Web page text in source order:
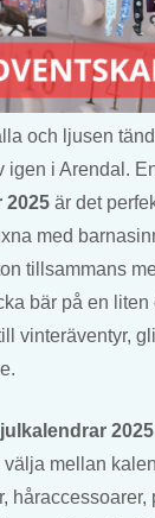
och ljusen
igen i Arendal.
2025 är det
med
tillsammans
bär på en liten
vinteräventyr,
2025
mellan
håraccessoarer,